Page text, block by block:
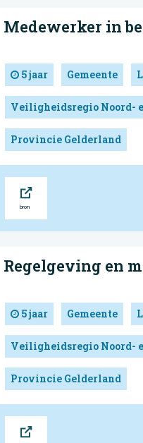
Medewerker in
5 jaar Gemeente
Veiligheidsregio Noord-
Provincie Gelderland
Regelgeving en
5 jaar Gemeente
Veiligheidsregio Noord-
Provincie Gelderland